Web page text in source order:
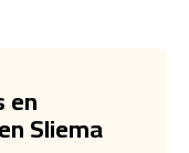
en
Sliema